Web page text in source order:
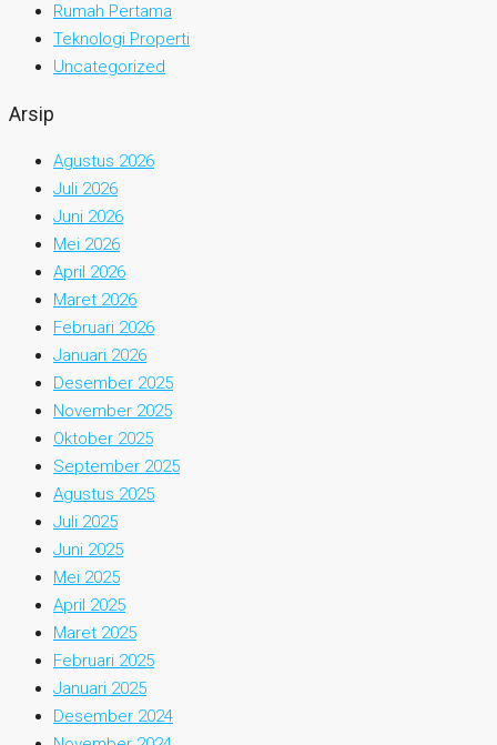
Rumah Pertama
Teknologi Properti
Uncategorized
Arsip
Agustus 2026
Juli 2026
Juni 2026
Mei 2026
April 2026
Maret 2026
Februari 2026
Januari 2026
Desember 2025
November 2025
Oktober 2025
September 2025
Agustus 2025
Juli 2025
Juni 2025
Mei 2025
April 2025
Maret 2025
Februari 2025
Januari 2025
Desember 2024